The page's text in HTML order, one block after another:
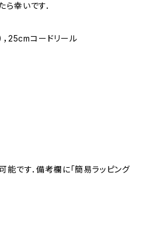
幸いです．
，25cmコードリール
です．備考欄に「簡易ラッピング